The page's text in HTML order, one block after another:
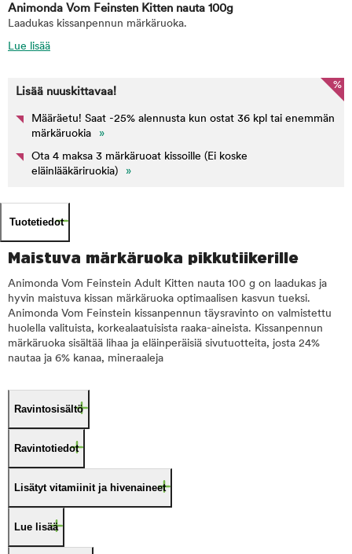
Animonda Vom Feinsten Kitten nauta 100g
Laadukas kissanpennun märkäruoka.
Lue lisää
%
Lisää nuuskittavaa!
Määräetu! Saat -25% alennusta kun ostat 36 kpl tai enemmän
märkäruokia
»
Ota 4 maksa 3 märkäruoat kissoille (Ei koske
eläinlääkäriruokia)
»
Tuotetiedot
Maistuva märkäruoka pikkutiikerille
Animonda Vom Feinstein Adult Kitten nauta 100 g on laadukas ja
hyvin maistuva kissan märkäruoka optimaalisen kasvun tueksi.
Animonda Vom Feinstein kissanpennun täysravinto on valmistettu
huolella valituista, korkealaatuisista raaka-aineista. Kissanpennun
märkäruoka sisältää lihaa ja eläinperäisiä sivutuotteita, josta 24%
nautaa ja 6% kanaa, mineraaleja
Ravintosisältö
Ravintotiedot
Lisätyt vitamiinit ja hivenaineet
Lue lisää